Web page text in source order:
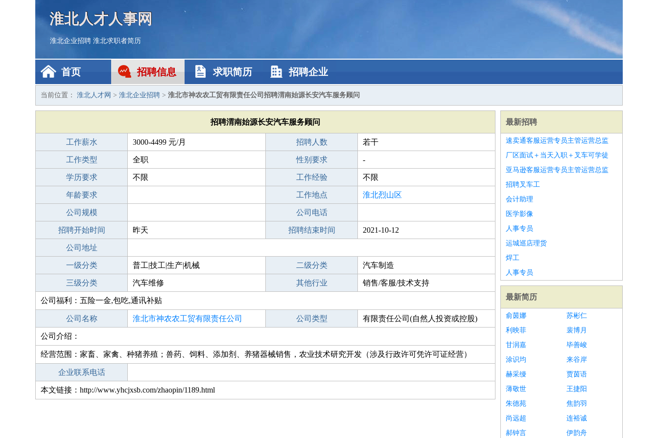
淮北人才人事网
淮北企业招聘 淮北求职者简历
首页 招聘信息 求职简历 招聘企业
当前位置： 淮北人才网 > 淮北企业招聘 > 淮北市神农农工贸有限责任公司招聘渭南始源长安汽车服务顾问
招聘渭南始源长安汽车服务顾问
工作薪水 3000-4499 元/月 招聘人数 若干
工作类型 全职 性别要求 -
学历要求 不限 工作经验 不限
年龄要求 工作地点 淮北烈山区
公司规模 公司电话
招聘开始时间 昨天 招聘结束时间 2021-10-12
公司地址
一级分类 普工|技工|生产|机械 二级分类 汽车制造
三级分类 汽车维修 其他行业 销售/客服/技术支持
公司福利：五险一金,包吃,通讯补贴
公司名称 淮北市神农农工贸有限责任公司 公司类型 有限责任公司(自然人投资或控股)
公司介绍：
经营范围：家畜、家禽、种猪养殖；兽药、饲料、添加剂、养猪器械销售，农业技术研究开发（涉及行政许可凭许可证经营）
企业联系电话
本文链接：http://www.yhcjxsb.com/zhaopin/1189.html
最新招聘
速卖通客服运营专员主管运营总监
厂区面试＋当天入职＋叉车可学徒
亚马逊客服运营专员主管运营总监
招聘叉车工
会计助理
医学影像
人事专员
运城巡店理货
焊工
人事专员
最新简历
俞茵娜
苏彬仁
利映菲
裴博月
甘润嘉
毕善峻
涂识均
来谷岸
赫采缦
贾茵语
薄敬世
王捷阳
朱德苑
焦韵羽
尚远超
连裕诚
郝钟言
伊韵舟